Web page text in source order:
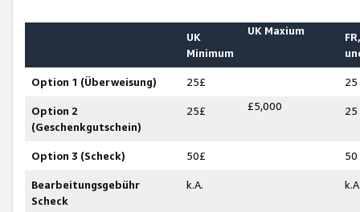
UK
Minimum
UK Maxium
Option 1 (Überweisung) 25£ 25
Option 2
(Geschenkgutschein)
25£ £5,000 25
Option 3 (Scheck) 50£ 50
Bearbeitungsgebühr
Scheck
k.A.